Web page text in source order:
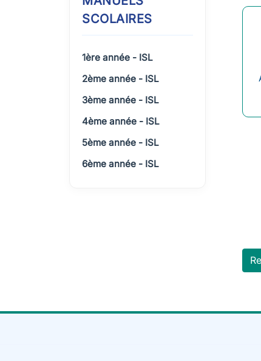
SCOLAIRES
1ère année - ISL
2ème année - ISL
3ème année - ISL
4ème année - ISL
5ème année - ISL
6ème année - ISL